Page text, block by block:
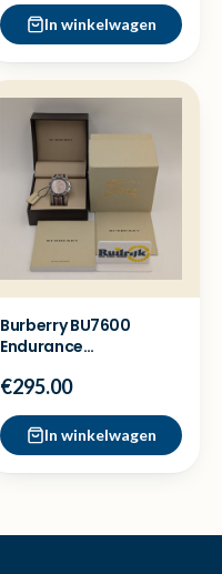
In winkelwagen
Burberry BU7600
Endurance
nette staat
€295.00
In winkelwagen